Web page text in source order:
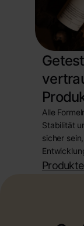
Alle
Stabilität
sicher